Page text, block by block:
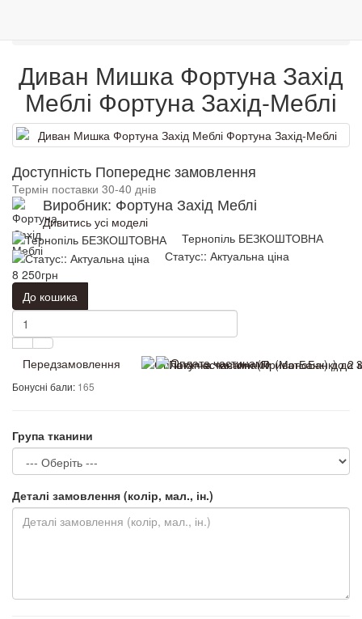
Диван Мишка Фортуна Захід
Меблі Фортуна Захід-Меблі
Доступність Попереднє замовлення
Термін поставки 30-40 днів
Виробник: Фортуна Захід Меблі
Дивитись усі моделі
Тернопіль БЕЗКОШТОВНА
Статус:: Актуальна ціна
8 250грн
До кошика
Передзамовлення Оплата частинами
Бонусні бали: 165
Група тканини
Деталі замовлення (колір, мал., ін.)